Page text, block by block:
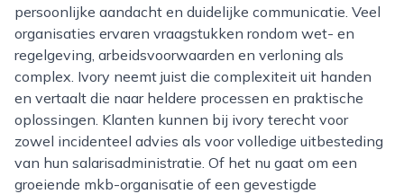
persoonlijke aandacht en duidelijke communicatie. Veel
organisaties ervaren vraagstukken rondom wet- en
regelgeving, arbeidsvoorwaarden en verloning als
complex. Ivory neemt juist die complexiteit uit handen
en vertaalt die naar heldere processen en praktische
oplossingen. Klanten kunnen bij ivory terecht voor
zowel incidenteel advies als voor volledige uitbesteding
van hun salarisadministratie. Of het nu gaat om een
groeiende mkb-organisatie of een gevestigde